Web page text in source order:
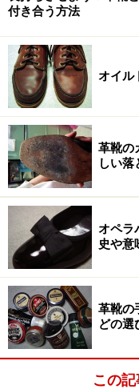
付き合う方法
オイル
革靴の
しい落
オペラ
史や意
革靴の
どの選
この